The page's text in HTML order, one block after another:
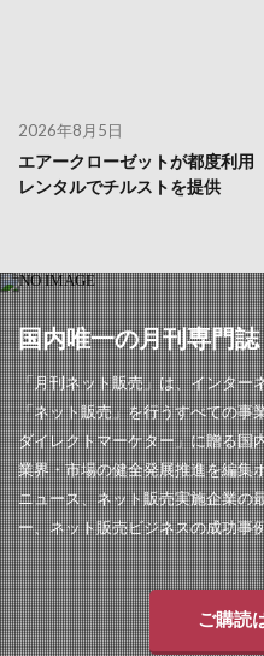
2026年8月5日
エアークローゼットが都度利用
レンタルでチルストを提供
国内唯一の月刊専門
「月刊ネット販売」は、インター
「ネット販売」を行うすべての事
ダイレクトマーケター」に贈る国
業界・市場の健全発展推進を編集
ニュース、ネット販売実施企業の
ー、ネット販売ビジネスの成功事
ご購読